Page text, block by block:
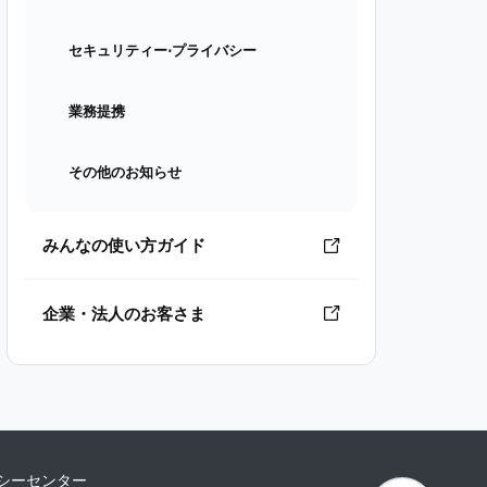
セキュリティー⋅プライバシー
業務提携
その他のお知らせ
みんなの使い方ガイド
企業・法人のお客さま
ーセンター